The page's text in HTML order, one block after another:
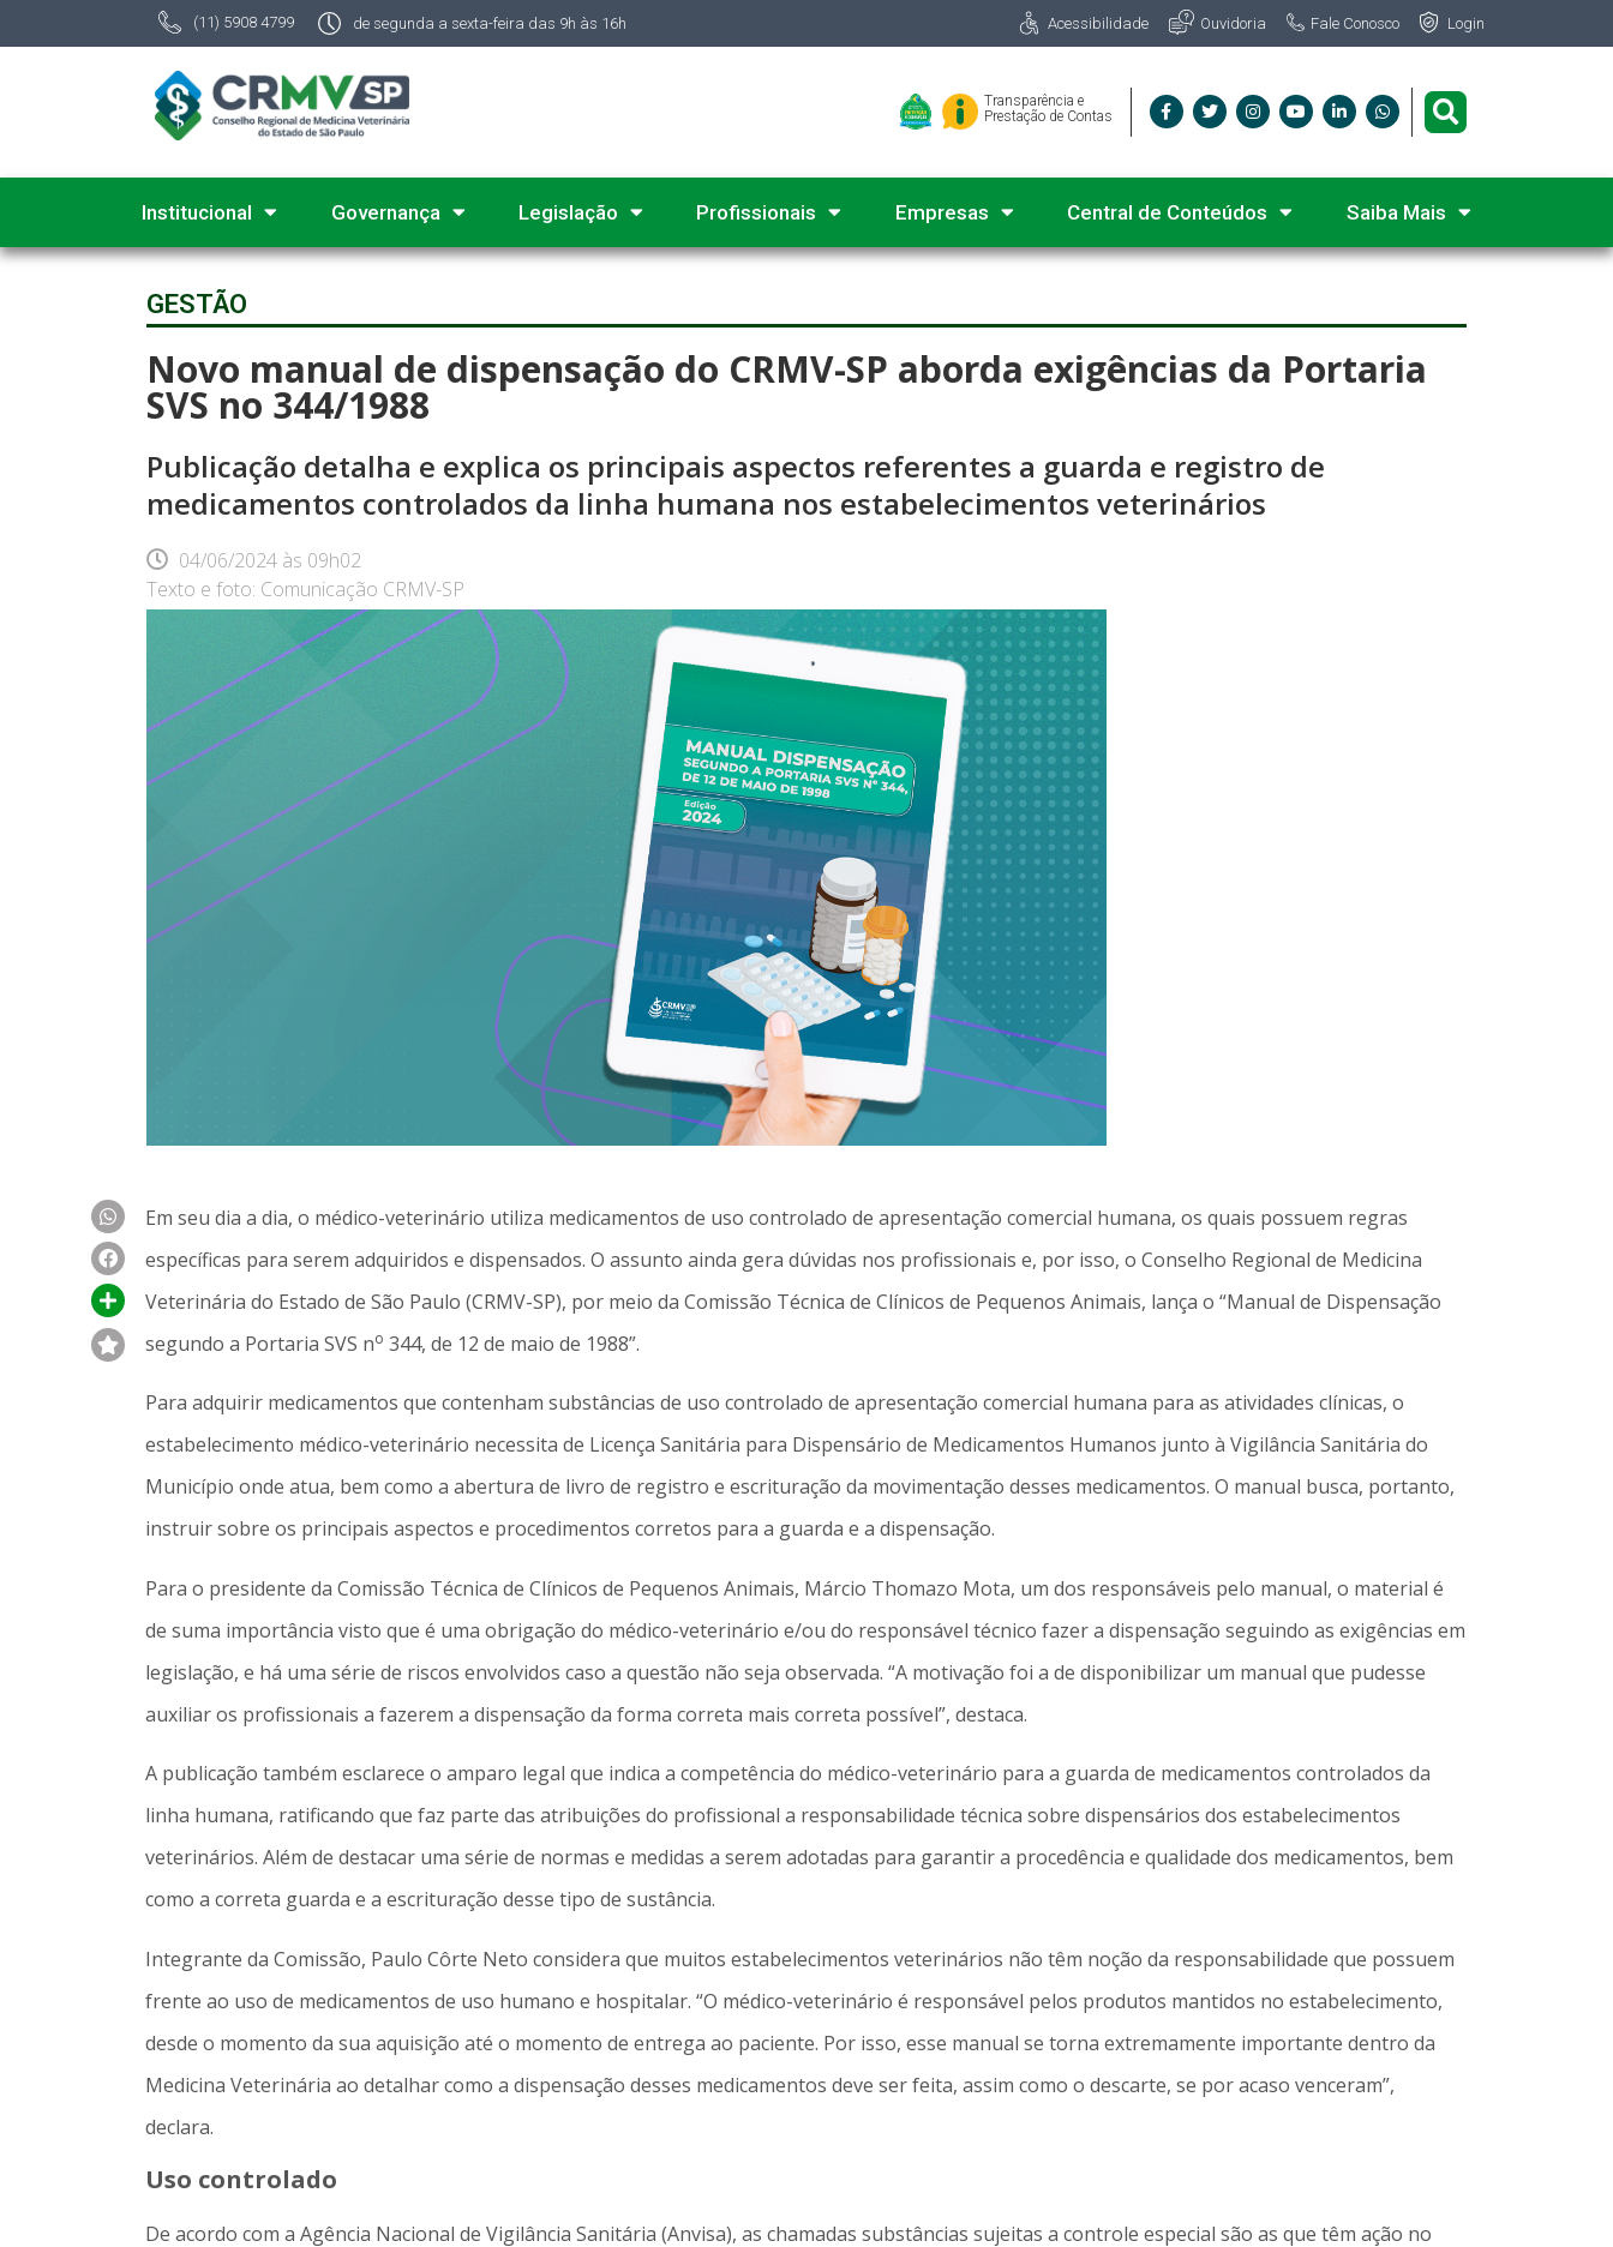
(11) 5908 4799 de segunda a sexta-feira das 9h às 16h Acessibilidade Ouvidoria Fale Conosco Login
Transparência e
Prestação de Contas
Institucional Governança Legislação Profissionais Empresas Central de Conteúdos Saiba Mais
GESTÃO
Novo manual de dispensação do CRMV-SP aborda exigências da Portaria
SVS no 344/1988
Publicação detalha e explica os principais aspectos referentes a guarda e registro de
medicamentos controlados da linha humana nos estabelecimentos veterinários
04/06/2024 às 09h02
Texto e foto: Comunicação CRMV-SP
Em seu dia a dia, o médico-veterinário utiliza medicamentos de uso controlado de apresentação comercial humana, os quais possuem regras
específicas para serem adquiridos e dispensados. O assunto ainda gera dúvidas nos profissionais e, por isso, o Conselho Regional de Medicina
Veterinária do Estado de São Paulo (CRMV-SP), por meio da Comissão Técnica de Clínicos de Pequenos Animais, lança o “Manual de Dispensação
segundo a Portaria SVS no 344, de 12 de maio de 1988”.
Para adquirir medicamentos que contenham substâncias de uso controlado de apresentação comercial humana para as atividades clínicas, o
estabelecimento médico-veterinário necessita de Licença Sanitária para Dispensário de Medicamentos Humanos junto à Vigilância Sanitária do
Município onde atua, bem como a abertura de livro de registro e escrituração da movimentação desses medicamentos. O manual busca, portanto,
instruir sobre os principais aspectos e procedimentos corretos para a guarda e a dispensação.
Para o presidente da Comissão Técnica de Clínicos de Pequenos Animais, Márcio Thomazo Mota, um dos responsáveis pelo manual, o material é
de suma importância visto que é uma obrigação do médico-veterinário e/ou do responsável técnico fazer a dispensação seguindo as exigências em
legislação, e há uma série de riscos envolvidos caso a questão não seja observada. “A motivação foi a de disponibilizar um manual que pudesse
auxiliar os profissionais a fazerem a dispensação da forma correta mais correta possível”, destaca.
A publicação também esclarece o amparo legal que indica a competência do médico-veterinário para a guarda de medicamentos controlados da
linha humana, ratificando que faz parte das atribuições do profissional a responsabilidade técnica sobre dispensários dos estabelecimentos
veterinários. Além de destacar uma série de normas e medidas a serem adotadas para garantir a procedência e qualidade dos medicamentos, bem
como a correta guarda e a escrituração desse tipo de sustância.
Integrante da Comissão, Paulo Côrte Neto considera que muitos estabelecimentos veterinários não têm noção da responsabilidade que possuem
frente ao uso de medicamentos de uso humano e hospitalar. “O médico-veterinário é responsável pelos produtos mantidos no estabelecimento,
desde o momento da sua aquisição até o momento de entrega ao paciente. Por isso, esse manual se torna extremamente importante dentro da
Medicina Veterinária ao detalhar como a dispensação desses medicamentos deve ser feita, assim como o descarte, se por acaso venceram”,
declara.
Uso controlado
De acordo com a Agência Nacional de Vigilância Sanitária (Anvisa), as chamadas substâncias sujeitas a controle especial são as que têm ação no